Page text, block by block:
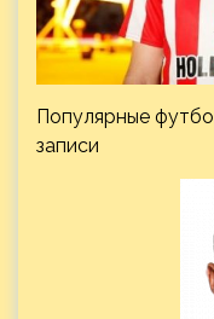
Популярные
записи